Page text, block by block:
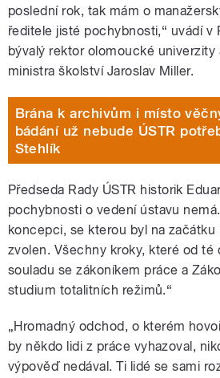
poslední rok, tak mám o
ředitele jisté pochybnosti,“ uvádí v
bývalý rektor olomoucké
ministra školství Jaroslav Miller.
Brána k archivům i místo
bádání už nebude ÚSTR
Stehlík
Předseda Rady ÚSTR historik
pochybnosti o vedení ústavu
koncepci, se kterou byl na začátku
zvolen. Všechny kroky, které od té
souladu se zákoníkem práce a
studium totalitních režimů.“
„Hromadný odchod, o kterém
by někdo lidi z práce vyhazoval,
výpověď nedával. Ti lidé se sami